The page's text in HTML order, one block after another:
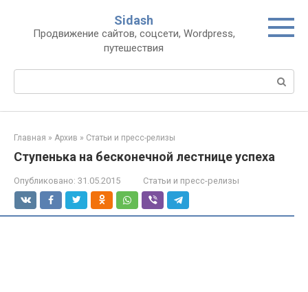
контенту
Sidash
Продвижение сайтов, соцсети, Wordpress,
путешествия
Главная » Архив » Статьи и пресс-релизы
Ступенька на бесконечной лестнице успеха
Опубликовано: 31.05.2015 Статьи и пресс-релизы